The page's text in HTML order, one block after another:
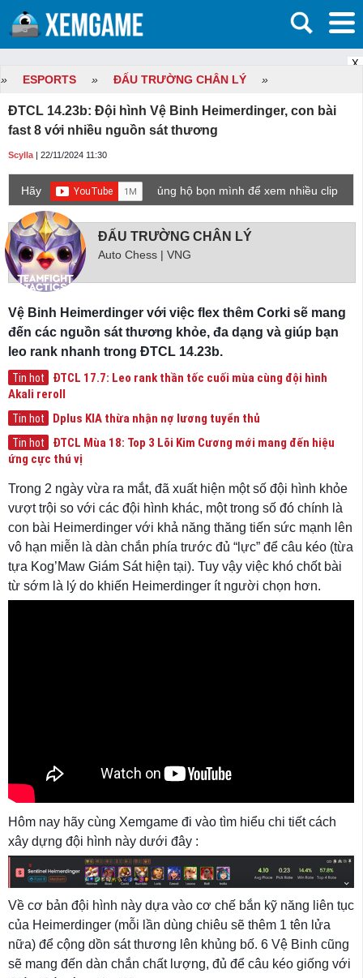
X
» ESPORTS » ĐẤU TRƯỜNG CHÂN LÝ »
ĐTCL 14.23b: Đội hình Vệ Binh Heimerdinger, con bài
fast 8 với nhiều nguồn sát thương
Scylla | 22/11/2024 11:30
Hãy
ủng hộ bọn mình để xem nhiều clip
game mới hơn nhé!
ĐẤU TRƯỜNG CHÂN LÝ
Auto Chess | VNG
Vệ Binh Heimerdinger với việc flex thêm Corki sẽ mang
đến các nguồn sát thương khỏe, đa dạng và giúp bạn
leo rank nhanh trong ĐTCL 14.23b.
Tin hot
ĐTCL 17.7: Leo rank thần tốc cuối mùa cùng đội hình
Akali reroll
Tin hot Dplus KIA thừa nhận nợ lương tuyển thủ
Tin hot
ĐTCL Mùa 18: Top 3 Lõi Kim Cương mới mang đến hiệu
ứng cực thú vị
Trong 2 ngày vừa ra mắt, đã xuất hiện một số đội hình khỏe
vượt trội so với các đội hình khác, một trong số đó chính là
con bài Heimerdinger với khả năng thăng tiến sức mạnh lên
vô hạn miễn là dàn chắn phía trước đủ “lực” để câu kéo (từa
tựa Kog’Maw Giám Sát hiện tại). Tuy vậy việc khó chốt bài
từ sớm là lý do khiến Heimerdinger ít người chọn hơn.
Hôm nay hãy cùng Xemgame đi vào tìm hiểu chi tiết cách
xây dựng đội hình này dưới đây :
Về cơ bản đội hình này dựa vào cơ chế bắn kỹ năng liên tục
của Heimerdinger (mỗi lần dùng chiêu sẽ thêm 1 tên lửa
nữa) để cộng dồn sát thương lên khủng bố. 6 Vệ Binh cũng
sẽ mang đến dàn chắn chất lượng, đủ để câu kéo giống với